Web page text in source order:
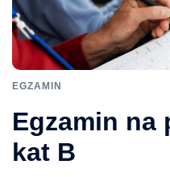
EGZAMIN
Egzamin na
kat B